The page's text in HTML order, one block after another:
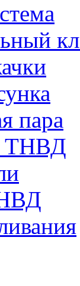
пара
ТНВД